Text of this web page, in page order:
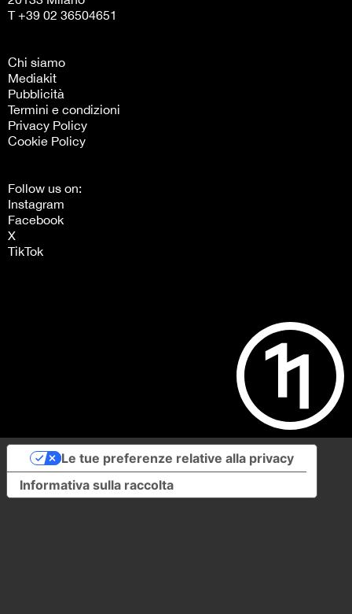
T +39 02 36504651
Chi siamo
Mediakit
Pubblicità
Termini e condizioni
Privacy Policy
Cookie Policy
Follow us on:
Instagram
Facebook
X
TikTok
Informativa sulla raccolta
Le tue preferenze relative alla privacy